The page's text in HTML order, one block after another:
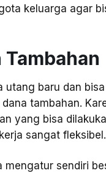
keluarga agar
utang baru dan
tambahan.
yang bisa
sangat fleksibel.
mengatur sendiri